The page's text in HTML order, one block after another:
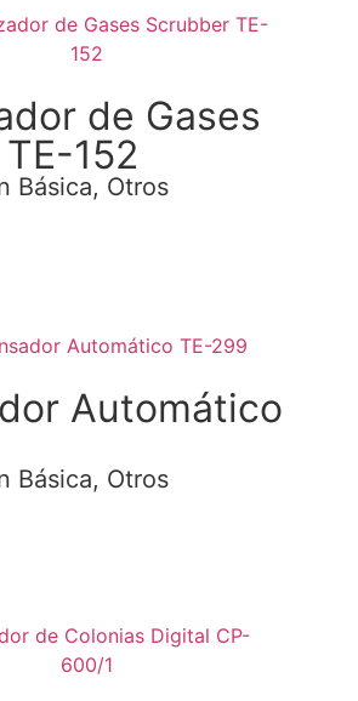
de Gases
152
Básica, Otros
Automático
Básica, Otros